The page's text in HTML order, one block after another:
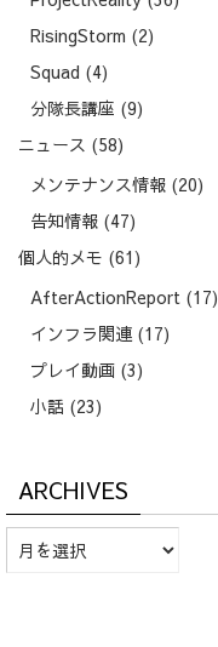
RisingStorm (2)
Squad (4)
分隊長講座 (9)
ニュース (58)
メンテナンス情報 (20)
告知情報 (47)
個人的メモ (61)
AfterActionReport (17)
インフラ関連 (17)
プレイ動画 (3)
小話 (23)
ARCHIVES
Archives